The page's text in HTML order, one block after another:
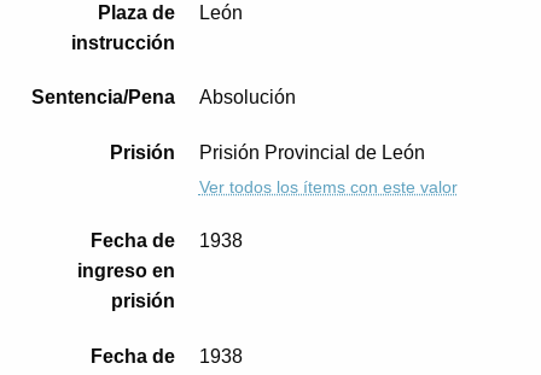
Plaza de
instrucción
León
Sentencia/Pena Absolución
Prisión Prisión Provincial de León
Ver todos los ítems con este valor
Fecha de
ingreso en
prisión
1938
Fecha de
1938